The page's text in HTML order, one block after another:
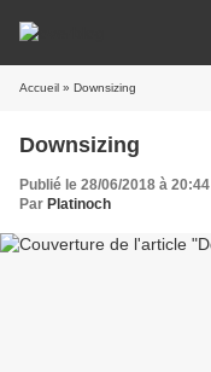
Accueil » Downsizing
Downsizing
Publié le 28/06/2018 à 20:44
Par Platinoch